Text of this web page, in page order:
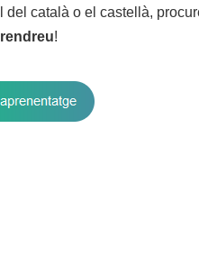
del català o el castellà,
!